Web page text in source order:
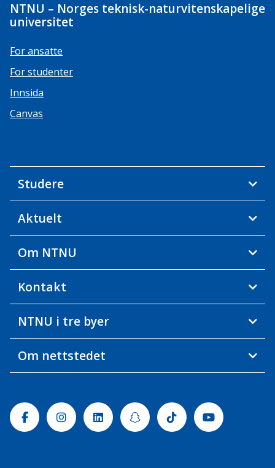
NTNU – Norges teknisk-naturvitenskapelige
universitet
For ansatte
For studenter
Innsida
Canvas
Studere
Aktuelt
Om NTNU
Kontakt
NTNU i tre byer
Om nettstedet
FacebookInstagramLinkedinSnapchatTiktok Youtube